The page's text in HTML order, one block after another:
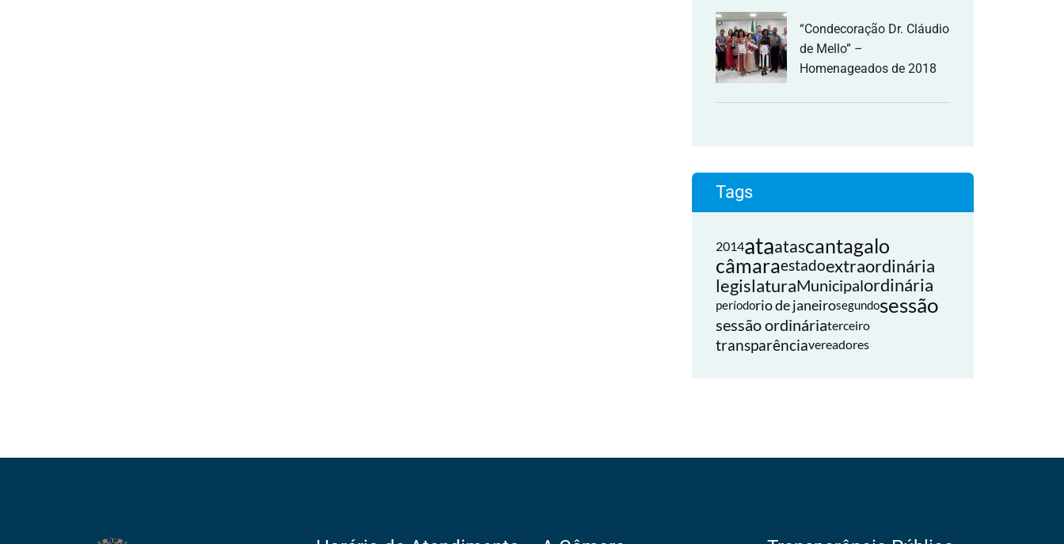
“Condecoração Dr. Cláudio
de Mello” –
Homenageados de 2018
Tags
2014ataatascantagalo
câmaraestadoextraordinária
legislaturaMunicipalordinária
períodorio de janeirosegundosessão
sessão ordináriaterceiro
transparênciavereadores